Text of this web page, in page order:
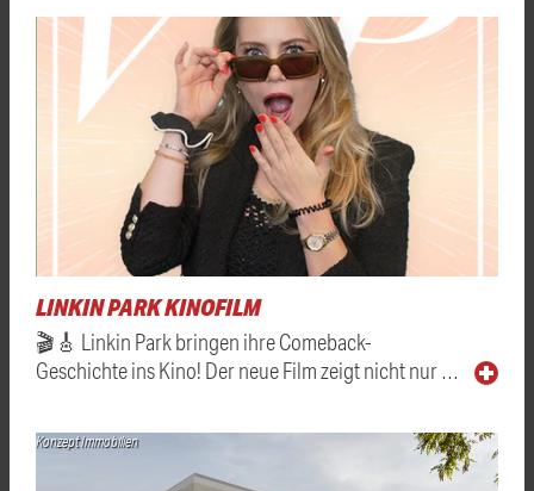
LINKIN PARK KINOFILM
🎬🎸 Linkin Park bringen ihre Comeback-
Geschichte ins Kino! Der neue Film zeigt nicht nur …
Konzept Immobilien